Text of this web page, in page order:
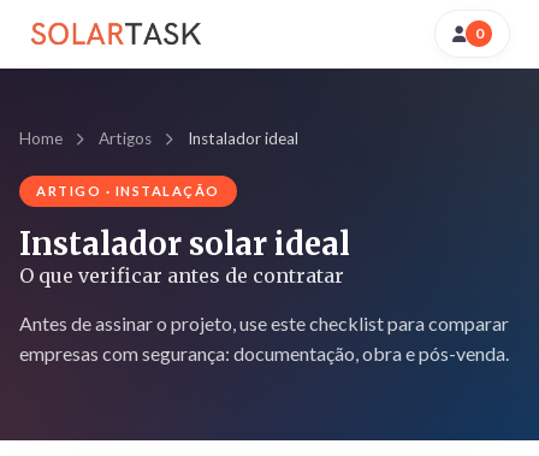
0
Home Artigos Instalador ideal
ARTIGO · INSTALAÇÃO
Instalador solar ideal
O que verificar antes de contratar
Antes de assinar o projeto, use este checklist para comparar
empresas com segurança: documentação, obra e pós-venda.